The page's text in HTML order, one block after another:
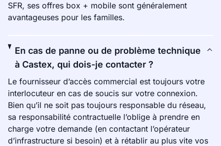
SFR, ses offres box + mobile sont généralement
avantageuses pour les familles.
En cas de panne ou de problème technique
à Castex, qui dois-je contacter ?
Le fournisseur d’accès commercial est toujours votre
interlocuteur en cas de soucis sur votre connexion.
Bien qu’il ne soit pas toujours responsable du réseau,
sa responsabilité contractuelle l’oblige à prendre en
charge votre demande (en contactant l’opérateur
d’infrastructure si besoin) et à rétablir au plus vite vos